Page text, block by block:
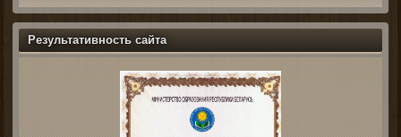
Результативность сайта